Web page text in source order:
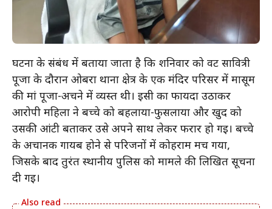
घटना के संबंध में बताया जाता है कि शनिवार को वट सावित्री
पूजा के दौरान ओबरा थाना क्षेत्र के एक मंदिर परिसर में मासूम
की मां पूजा-अर्चने में व्यस्त थी। इसी का फायदा उठाकर
आरोपी महिला ने बच्चे को बहलाया-फुसलाया और खुद को
उसकी आंटी बताकर उसे अपने साथ लेकर फरार हो गई। बच्चे
के अचानक गायब होने से परिजनों में कोहराम मच गया,
जिसके बाद तुरंत स्थानीय पुलिस को मामले की लिखित सूचना
दी गई।